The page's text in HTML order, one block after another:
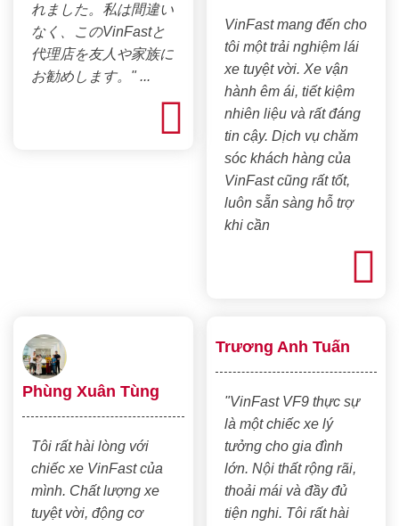
れました。私は間違い
なく、このVinFastと
代理店を友人や家族に
お勧めします。" ...
VinFast mang đến cho
tôi một trải nghiệm lái
xe tuyệt vời. Xe vận
hành êm ái, tiết kiệm
nhiên liệu và rất đáng
tin cậy. Dịch vụ chăm
sóc khách hàng của
VinFast cũng rất tốt,
luôn sẵn sàng hỗ trợ
khi cần
Phùng Xuân Tùng
Tôi rất hài lòng với
chiếc xe VinFast của
mình. Chất lượng xe
tuyệt vời, động cơ
Trương Anh Tuấn
"VinFast VF9 thực sự
là một chiếc xe lý
tưởng cho gia đình
lớn. Nội thất rộng rãi,
thoải mái và đầy đủ
tiện nghi. Tôi rất hài